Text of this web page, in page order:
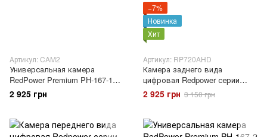
Артикул: CAM2
Универсальная камера
RedPower Premium PH-167-1
(хром)
2 925 грн
−7%
Новинка
Хит
Артикул: RP720AHD
Камера заднего вида
цифровая Redpower серии
Premium AHD 720P (под
плафон подсветки номера)
2 925 грн 3 150 грн